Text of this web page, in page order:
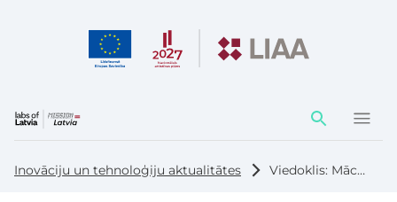
Darbības
elementi
Inovāciju un tehnoloģiju aktualitātes Viedoklis: Mācām izmantot MI – bet vai mācām pārbaudīt, ko tas saka?